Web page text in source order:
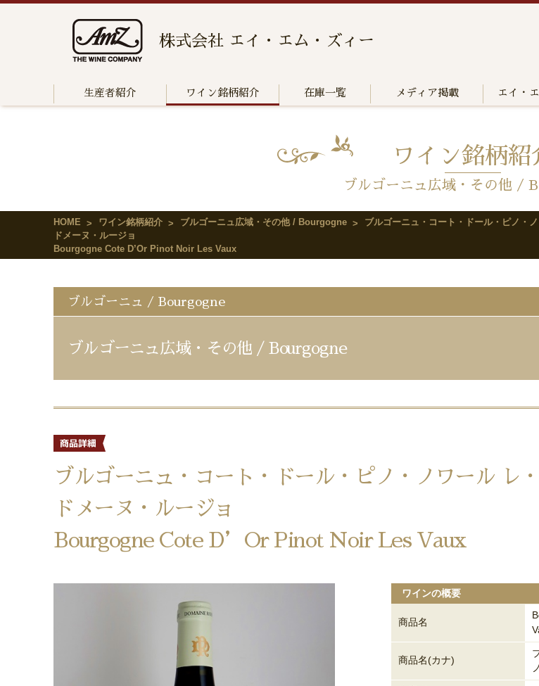
株式会社 エイ・エム・ズィー
生産者紹介 ワイン銘柄紹介 在庫一覧 メディア掲載 エイ・
ワイン銘柄紹
ブルゴーニュ広域・その他 /
HOME ワイン銘柄紹介 ブルゴーニュ広域・その他 / Bourgogne
ブルゴーニュ・コート・ドール・ピノ・
ドメーヌ・ルージョ
Bourgogne Cote D’Or Pinot Noir Les Vaux
ブルゴーニュ / Bourgogne
ブルゴーニュ広域・その他 / Bourgogne
ブルゴーニュ・コート・ドール・ピノ・ノワール レ
ドメーヌ・ルージョ
Bourgogne Cote D’Or Pinot Noir Les Vaux
ワインの概要
商品名
商品名(カナ)